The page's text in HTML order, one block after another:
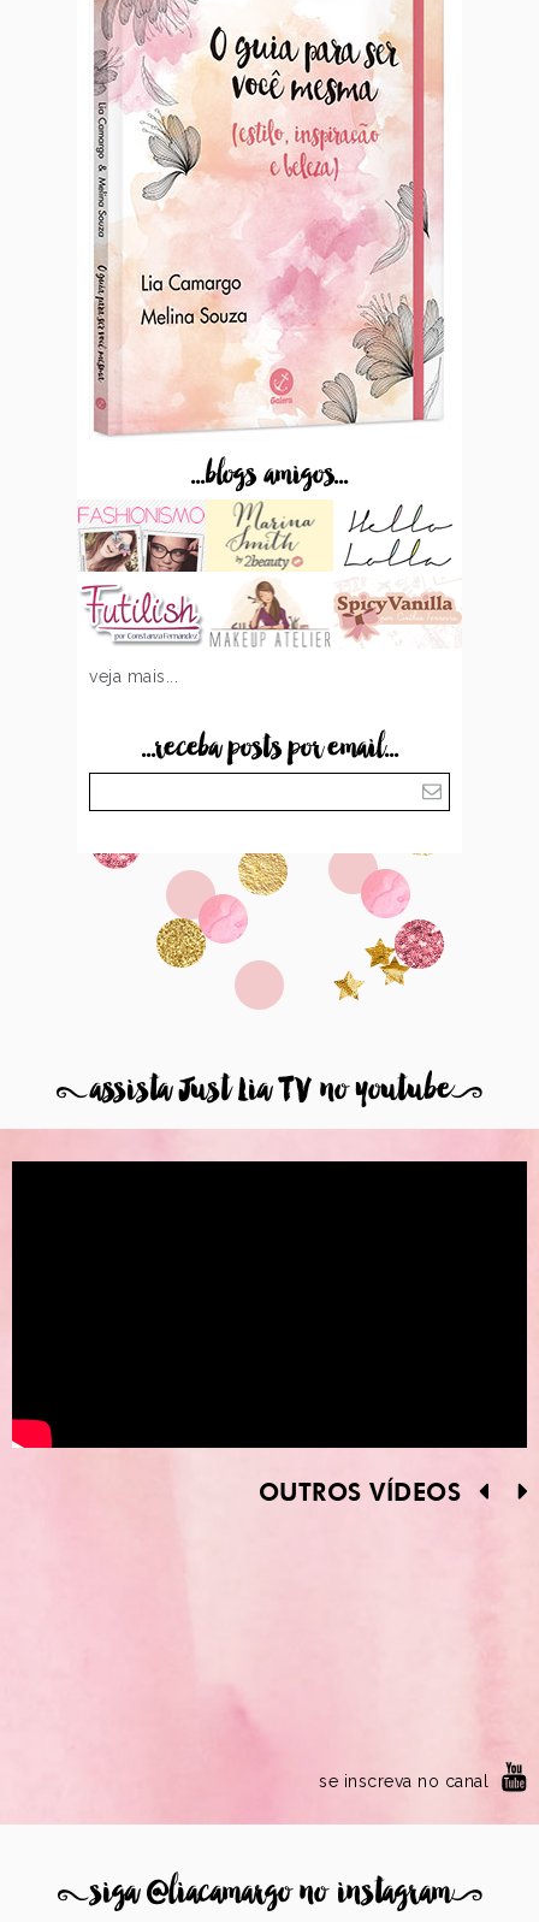
...blogs amigos...
veja mais...
...receba posts por email...
8assista Just Lia TV no youtube9
OUTROS VÍDEOS
se inscreva no canal
8siga @liacamargo no instagram9